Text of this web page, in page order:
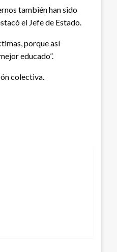
también han sido
el Jefe de Estado.
porque así
educado”.
colectiva.